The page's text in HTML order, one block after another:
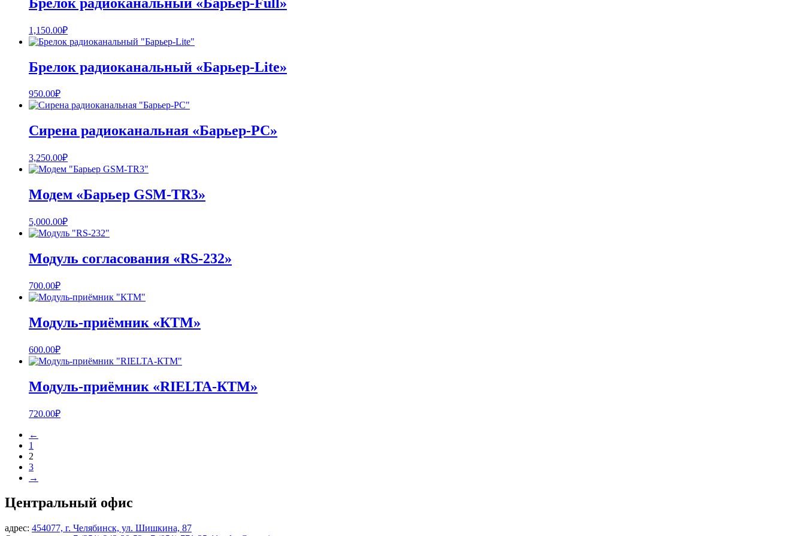
1,150.00₽
Брелок радиоканальный «Барьер-Lite»
950.00₽
Сирена радиоканальная «Барьер-PC»
3,250.00₽
Модем «Барьер GSM-TR3»
5,000.00₽
Модуль согласования «RS-232»
700.00₽
Модуль-приёмник «КТМ»
600.00₽
Модуль-приёмник «RIELTA-КТМ»
720.00₽
←
1
2
3
→
Центральный офис
адрес: 454077, г. Челябинск, ул. Шишкина, 87